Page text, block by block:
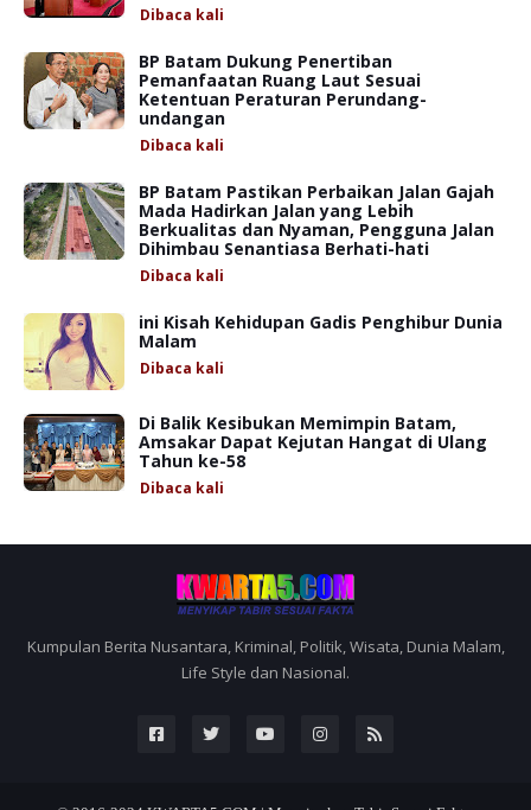
Dibaca kali
BP Batam Dukung Penertiban
Pemanfaatan Ruang Laut Sesuai
Ketentuan Peraturan Perundang-
undangan
Dibaca kali
BP Batam Pastikan Perbaikan Jalan Gajah
Mada Hadirkan Jalan yang Lebih
Berkualitas dan Nyaman, Pengguna Jalan
Dihimbau Senantiasa Berhati-hati
Dibaca kali
ini Kisah Kehidupan Gadis Penghibur Dunia
Malam
Dibaca kali
Di Balik Kesibukan Memimpin Batam,
Amsakar Dapat Kejutan Hangat di Ulang
Tahun ke-58
Dibaca kali
Kumpulan Berita Nusantara, Kriminal, Politik, Wisata, Dunia Malam,
Life Style dan Nasional.